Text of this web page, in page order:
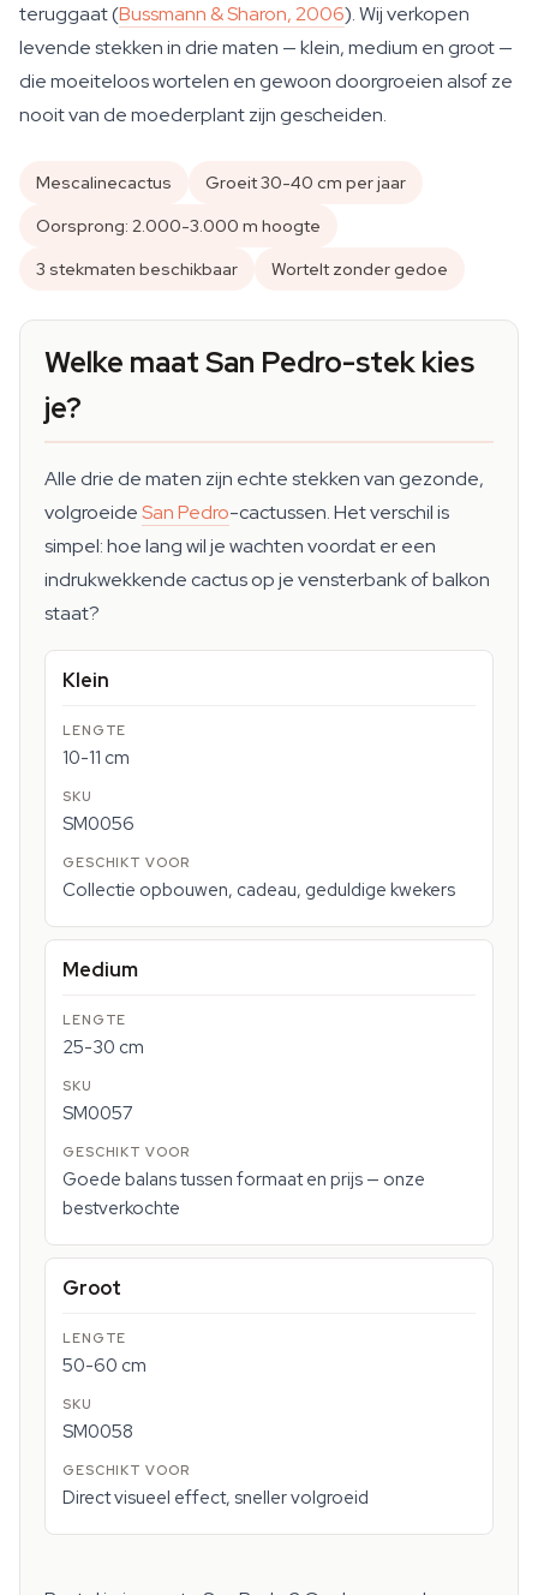
teruggaat (Bussmann & Sharon, 2006). Wij verkopen
levende stekken in drie maten — klein, medium en groot —
die moeiteloos wortelen en gewoon doorgroeien alsof ze
nooit van de moederplant zijn gescheiden.
Mescalinecactus
Groeit 30-40 cm per jaar
Oorsprong: 2.000-3.000 m hoogte
3 stekmaten beschikbaar
Wortelt zonder gedoe
Welke maat San Pedro-stek kies
je?
Alle drie de maten zijn echte stekken van gezonde,
volgroeideSan Pedro-cactussen. Het verschil is
simpel: hoe lang wil je wachten voordat er een
indrukwekkende cactus op je vensterbank of balkon
staat?
Klein
10-11 cm
SM0056
Collectie opbouwen, cadeau, geduldige kwekers
Medium
25-30 cm
SM0057
Goede balans tussen formaat en prijs — onze
bestverkochte
Groot
50-60 cm
SM0058
Direct visueel effect, sneller volgroeid